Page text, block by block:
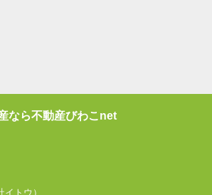
なら不動産びわこnet
トウ）